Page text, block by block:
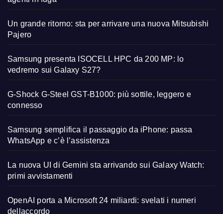
Un grande ritorno: sta per arrivare una nuova Mitsubishi
Pajero
Samsung presenta ISOCELL HPC da 200 MP: lo
vedremo sui Galaxy S27?
G-Shock G-Steel GST-B1000: più sottile, leggero e
connesso
Samsung semplifica il passaggio da iPhone: passa
WhatsApp e c’è l’assistenza
La nuova UI di Gemini sta arrivando sui Galaxy Watch:
primi avvistamenti
OpenAI porta a Microsoft 24 miliardi: svelati i numeri
dellaccordo